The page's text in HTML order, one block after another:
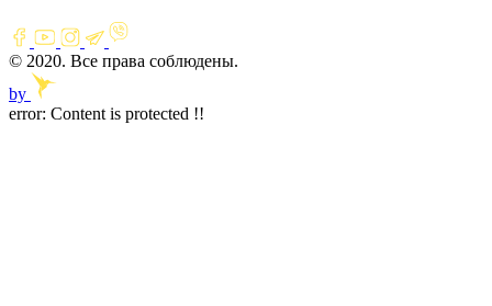
© 2020. Все права соблюдены.
by
error: Content is protected !!